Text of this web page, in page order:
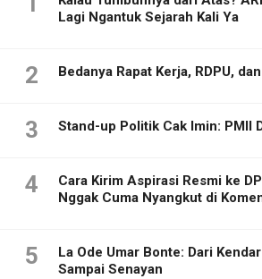
Lagi Ngantuk Sejarah Kali Ya
2 Bedanya Rapat Kerja, RDPU,
3 Stand-up Politik Cak Imin: PMII
4
Cara Kirim Aspirasi Resmi ke
Nggak Cuma Nyangkut di
5
La Ode Umar Bonte: Dari
Sampai Senayan